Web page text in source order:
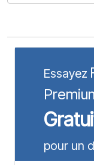
Essayez
pour un